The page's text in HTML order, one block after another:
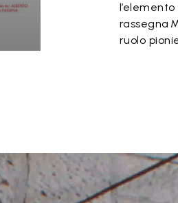
rassegna
ruolo